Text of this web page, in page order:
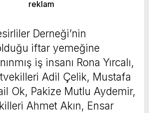
Derneği’nin
iftar yemeğine
iş insanı Rona Yırcalı,
Adil Çelik, Mustafa
Ok, Pakize Mutlu Aydemir,
Ahmet Akın, Ensar